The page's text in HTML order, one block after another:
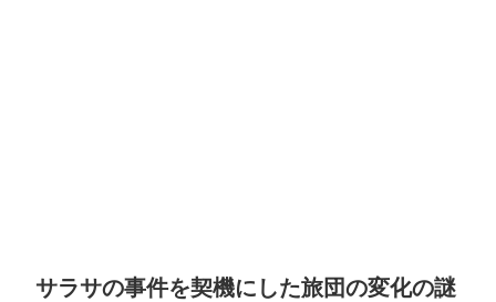
サラサの事件を契機にした旅団の変化の謎